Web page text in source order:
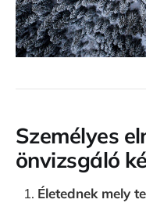
Személyes
önvizsgáló
Életednek mely